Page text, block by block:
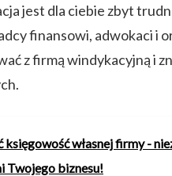
jest dla ciebie zbyt
finansowi, adwokaci i
z firmą windykacyjną i
księgowość własnej firmy -
Twojego biznesu!